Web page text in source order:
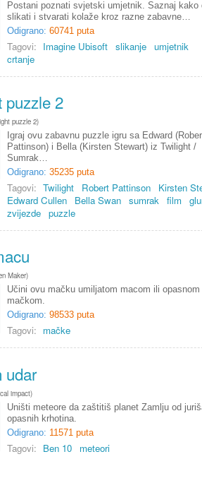
Postani poznati svjetski umjetnik. Saznaj kako
slikati i stvarati kolaže kroz razne zabavne…
Odigrano: 60741 puta
Tagovi: Imagine Ubisoft slikanje umjetnik
crtanje
puzzle 2
puzzle 2)
Igraj ovu zabavnu puzzle igru sa Edward
Pattinson) i Bella (Kirsten Stewart) iz Twilight /
Sumrak…
Odigrano: 35235 puta
Tagovi: Twilight Robert Pattinson
Kirsten
Edward Cullen
Bella Swan sumrak film
zvijezde puzzle
Maker)
Učini ovu mačku umiljatom macom ili opasnom
mačkom.
Odigrano: 98533 puta
Tagovi: mačke
udar
impact)
Uništi meteore da zaštitiš planet Zamlju od
opasnih krhotina.
Odigrano: 11571 puta
Tagovi: Ben 10 meteori